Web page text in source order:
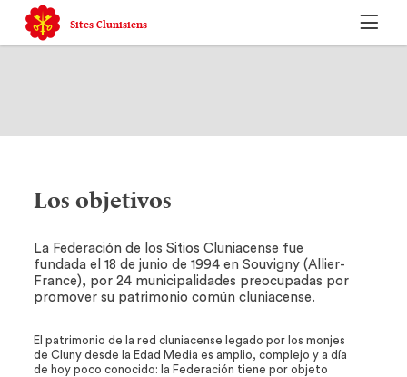
Sites Clunisiens
Los objetivos
La Federación de los Sitios Cluniacense fue
fundada el 18 de junio de 1994 en Souvigny (Allier-
France), por 24 municipalidades preocupadas por
promover su patrimonio común cluniacense.
El patrimonio de la red cluniacense legado por los monjes
de Cluny desde la Edad Media es amplio, complejo y a día
de hoy poco conocido: la Federación tiene por objeto